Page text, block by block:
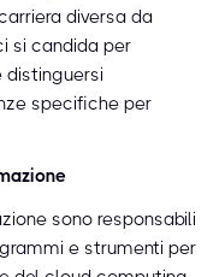
diversa da
si candida per
distinguersi
specifiche per
sono responsabili
e strumenti per